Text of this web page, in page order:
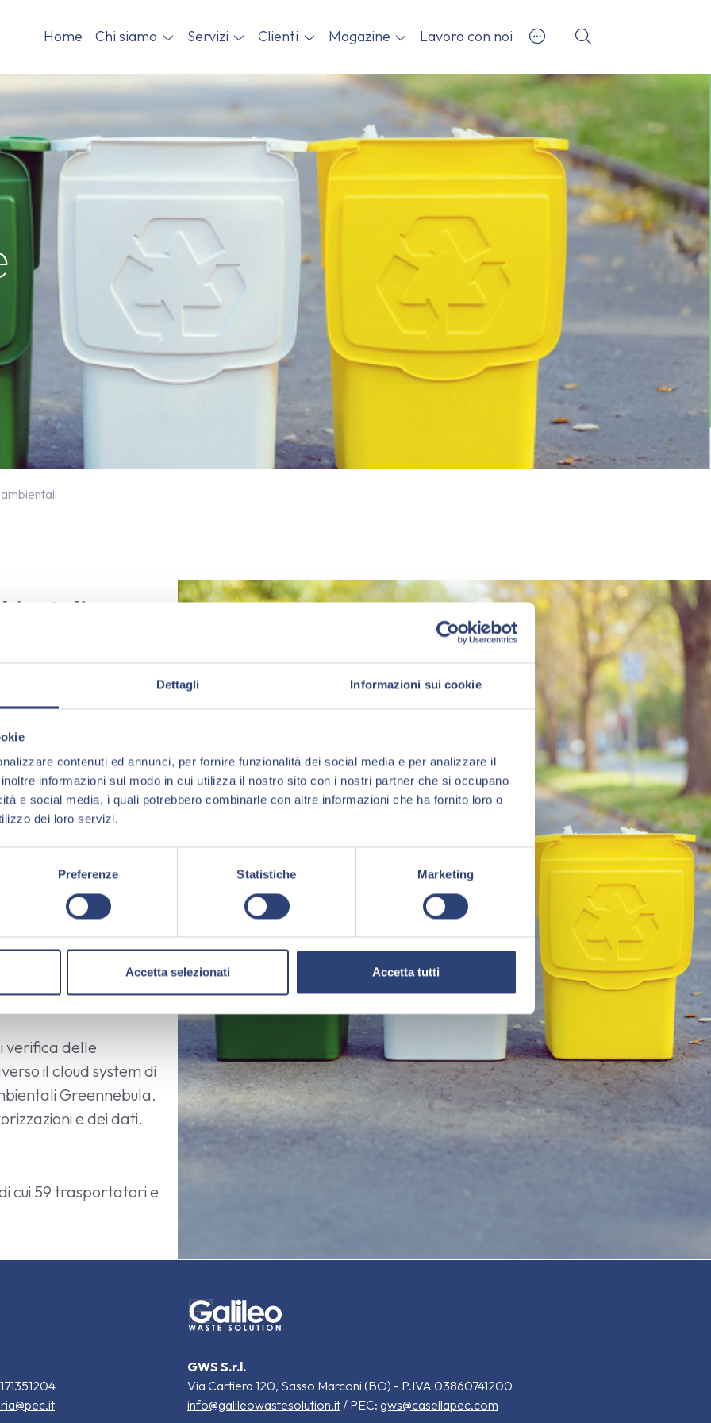
Dettagli Informazioni sui cookie
contenuti ed annunci, per fornire funzionalità dei social media e per analizzare il
informazioni sul modo in cui utilizza il nostro sito con i nostri partner che si occupano
e social media, i quali potrebbero combinarle con altre informazioni che ha fornito loro o
dei loro servizi.
Preferenze Statistiche Marketing
Accetta selezionati Accetta tutti
Home Chi siamo Servizi Clienti Magazine Lavora con noi
fornitori ambientali
e manutenzione
su tutto il
e
verifica delle
il cloud system di
Greennebula.
e dei dati.
cui 59 trasportatori e
GWS S.r.l.
Via Cartiera 120, Sasso Marconi (BO) - P.IVA 03860741200
info@galileowastesolution.it / PEC: gws@casellapec.com